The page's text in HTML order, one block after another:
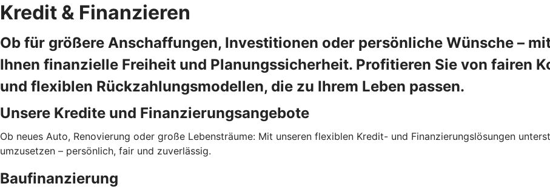
Kredit & Finanzieren
Ob für größere Anschaffungen, Investitionen oder persönliche Wünsche –
Ihnen finanzielle Freiheit und Planungssicherheit. Profitieren Sie von fairen
und flexiblen Rückzahlungsmodellen, die zu Ihrem Leben passen.
Unsere Kredite und Finanzierungsangebote
Ob neues Auto, Renovierung oder große Lebensträume: Mit unseren flexiblen Kredit- und Finanzierungslösungen
umzusetzen – persönlich, fair und zuverlässig.
Baufinanzierung